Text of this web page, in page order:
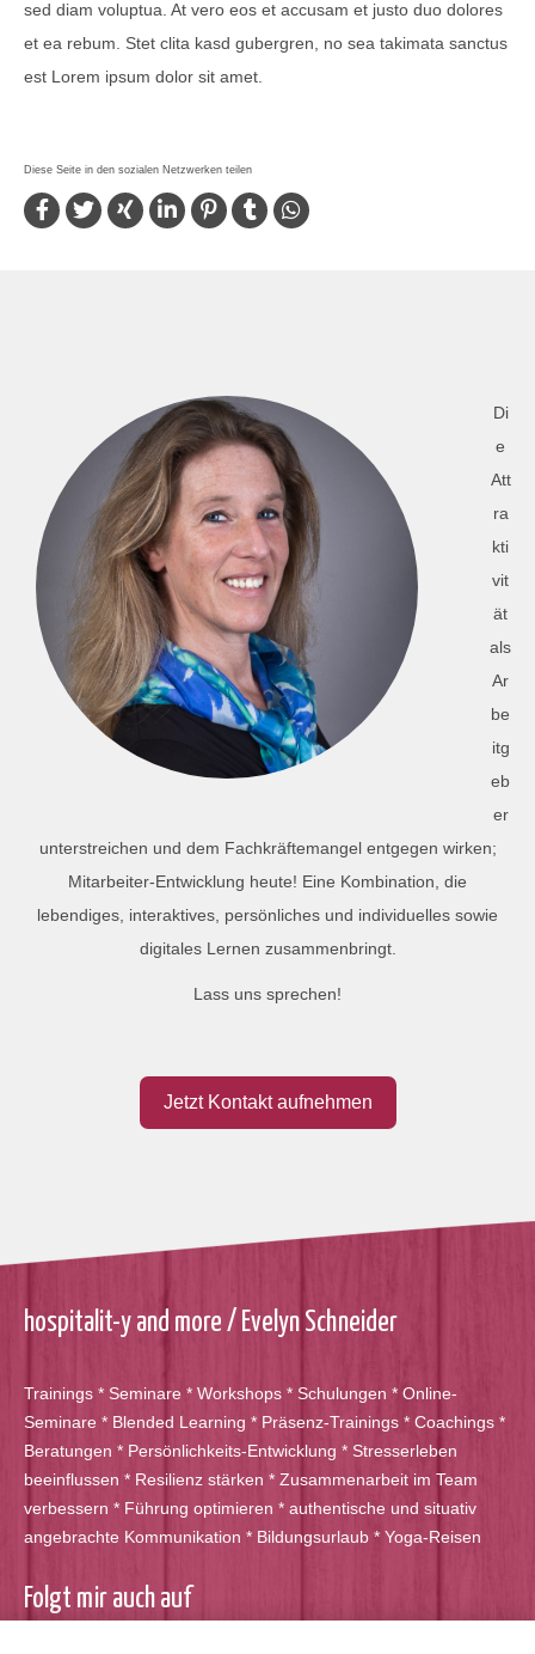
sed diam voluptua. At vero eos et accusam et justo duo dolores
et ea rebum. Stet clita kasd gubergren, no sea takimata sanctus
est Lorem ipsum dolor sit amet.
Di
e
Att
ra
kti
vit
ät
als
Ar
be
itg
eb
er
unterstreichen und dem Fachkräftemangel entgegen wirken;
Mitarbeiter-Entwicklung heute! Eine Kombination, die
lebendiges, interaktives, persönliches und individuelles sowie
digitales Lernen zusammenbringt.
Lass uns sprechen!
hospitalit-y and more / Evelyn Schneider
Trainings * Seminare * Workshops * Schulungen * Online-
Seminare * Blended Learning * Präsenz-Trainings * Coachings *
Beratungen * Persönlichkeits-Entwicklung * Stresserleben
beeinflussen * Resilienz stärken * Zusammenarbeit im Team
verbessern * Führung optimieren * authentische und situativ
angebrachte Kommunikation * Bildungsurlaub * Yoga-Reisen
Folgt mir auch auf